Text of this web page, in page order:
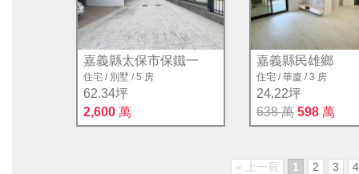
嘉義縣太保市保鐵一
住宅 / 別墅 /5 房
62.34坪
2,600 萬
嘉義縣民雄鄉
住宅 /華廈 /3 房
24.22坪
638 萬 598 萬
« 上一頁 1 2 3 4